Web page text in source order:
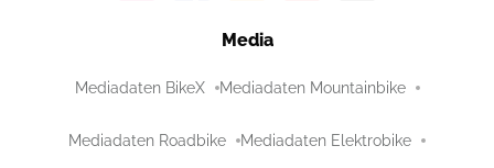
Media
Mediadaten BikeX Mediadaten Mountainbike
Mediadaten Roadbike Mediadaten Elektrobike